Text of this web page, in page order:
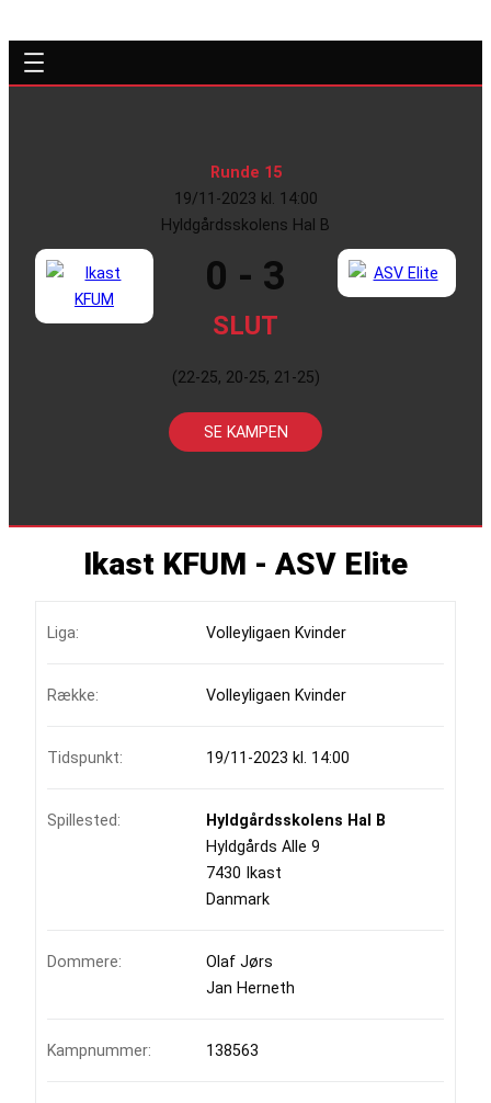
Runde 15
19/11-2023 kl. 14:00
Hyldgårdsskolens Hal B
0 - 3
SLUT
(22-25, 20-25, 21-25)
SE KAMPEN
Ikast KFUM - ASV Elite
Liga: Volleyligaen Kvinder
Række: Volleyligaen Kvinder
Tidspunkt: 19/11-2023 kl. 14:00
Spillested:
Hyldgårdsskolens Hal B
Hyldgårds Alle 9
7430 Ikast
Danmark
Dommere:
Olaf Jørs
Jan Herneth
Kampnummer: 138563